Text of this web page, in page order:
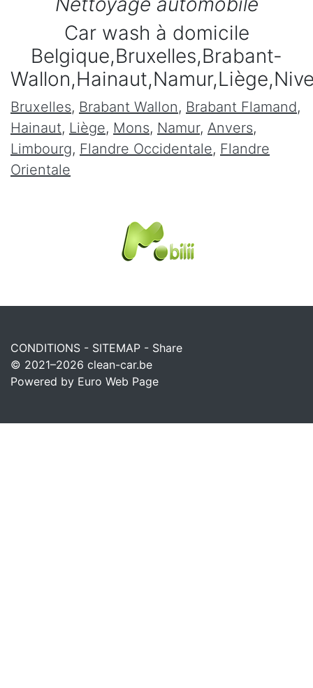
Car wash à domicile
Belgique,Bruxelles,Brabant-
Bruxelles, Brabant Wallon, Brabant Flamand,
Hainaut, Liège, Mons, Namur, Anvers,
Limbourg, Flandre Occidentale, Flandre
Orientale
CONDITIONS - SITEMAP - Share
© 2021–2026 clean-car.be
Powered by Euro Web Page